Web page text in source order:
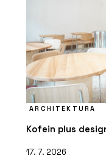
ARCHITEKTURA
Kofein plus
17. 7. 2026